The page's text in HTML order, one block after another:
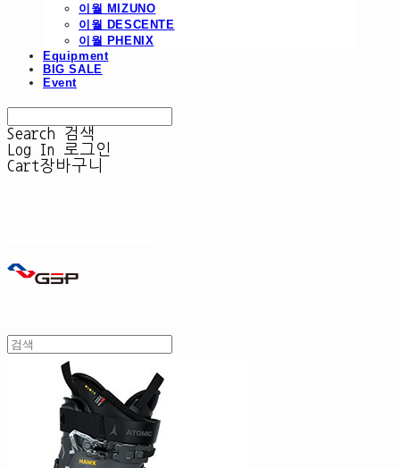
이월 MIZUNO
이월 DESCENTE
이월 PHENIX
Equipment
BIG SALE
Event
Search
검색
Log In
로그인
Cart장바구니